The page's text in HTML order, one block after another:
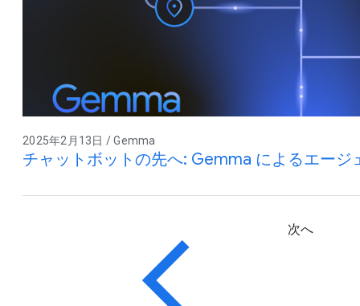
2025年2月13日 / Gemma
チャットボットの先へ: Gemma によるエージ
次へ